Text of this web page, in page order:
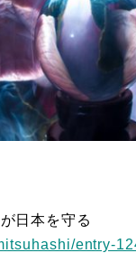
日本を守る
entry-